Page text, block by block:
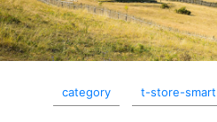
category t-store-